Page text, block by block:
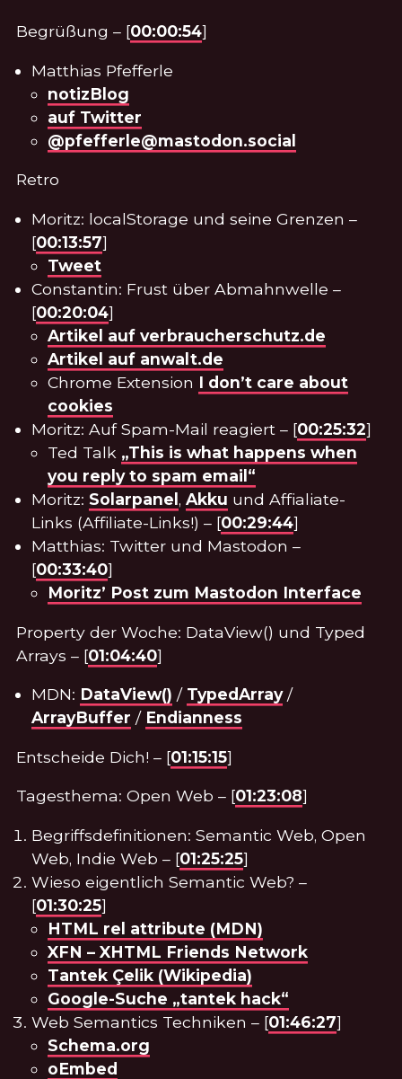
Begrüßung – [00:00:54]
Matthias Pfefferle
notizBlog
auf Twitter
@pfefferle@mastodon.social
Retro
Moritz: localStorage und seine Grenzen –
[00:13:57]
Tweet
Constantin: Frust über Abmahnwelle –
[00:20:04]
Artikel auf verbraucherschutz.de
Artikel auf anwalt.de
Chrome Extension I don’t care about
cookies
Moritz: Auf Spam-Mail reagiert – [00:25:32]
Ted Talk „This is what happens when
you reply to spam email“
Moritz: Solarpanel ,Akku und Affialiate-
Links (Affiliate-Links!) – [00:29:44]
Matthias: Twitter und Mastodon –
[00:33:40]
Moritz’ Post zum Mastodon Interface
Property der Woche: DataView() und Typed
Arrays – [01:04:40]
MDN: DataView() / TypedArray/
ArrayBuffer / Endianness
Entscheide Dich! – [01:15:15]
Tagesthema: Open Web – [01:23:08]
Begriffsdefinitionen: Semantic Web, Open
Web, Indie Web – [01:25:25]
Wieso eigentlich Semantic Web? –
[01:30:25]
HTML rel attribute (MDN)
XFN – XHTML Friends Network
Tantek Çelik (Wikipedia)
Google-Suche „tantek hack“
Web Semantics Techniken – [01:46:27]
Schema.org
oEmbed